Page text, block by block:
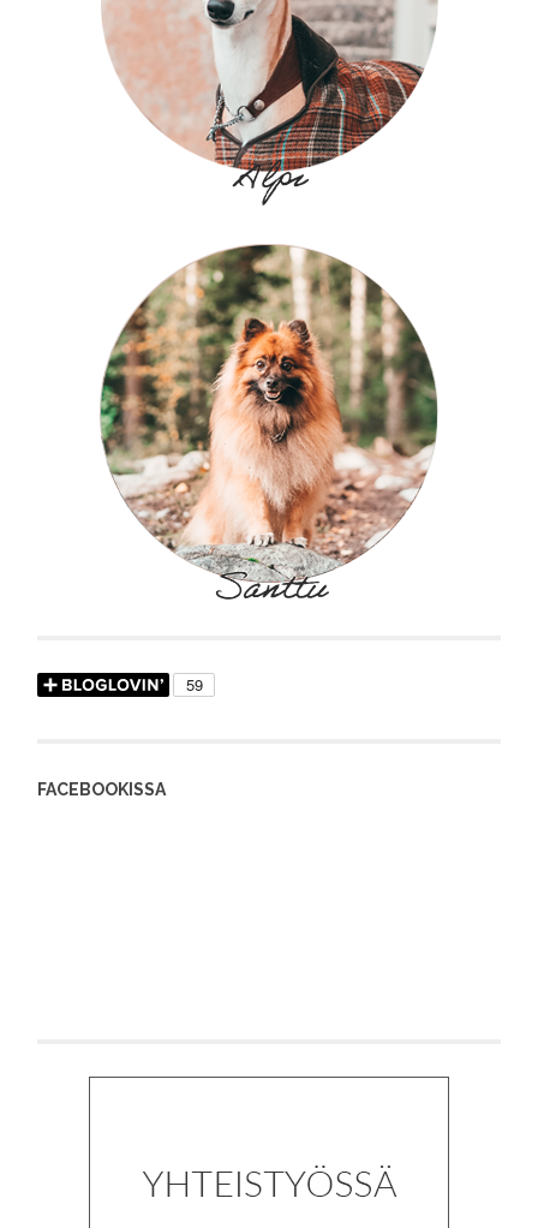
FACEBOOKISSA